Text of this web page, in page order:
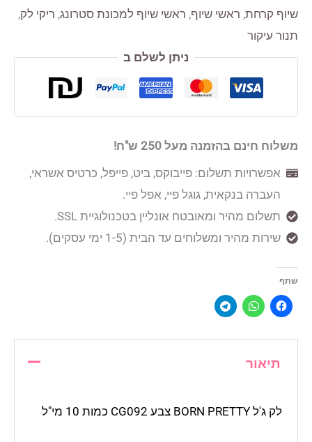
שיוף קרחת, ראשי שיוף, ראשי שיוף למכונת סטרונג, ריקי לק,
תנור עיקור
ניתן לשלם ב
משלוח חינם בהזמנה מעל 250 ש"ח!
אפשרויות תשלום: פייבוקס, ביט, פייפל, כרטיס אשראי,
העברה בנקאית, גוגל פיי, אפל פיי.
תשלום מהיר ומאובטח אונליין בטכנולוגיית SSL.
שירות מהיר ומשלוחים עד הבית (1-5 ימי עסקים).
שתף
תיאור
לק ג'ל BORN PRETTY צבע CG092 כמות 10 מי"ל